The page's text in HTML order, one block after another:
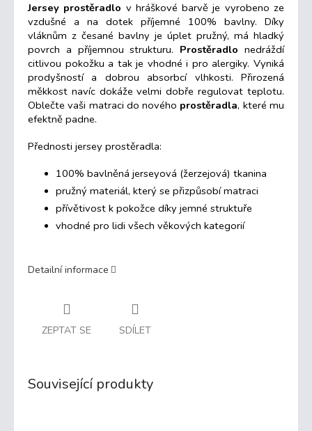
Jersey prostěradlo v hráškové barvě je vyrobeno ze
vzdušné a na dotek příjemné 100% bavlny. Díky
vláknům z česané bavlny je úplet pružný, má hladký
povrch a příjemnou strukturu. Prostěradlonedráždí
citlivou pokožku a tak je vhodné i pro alergiky. Vyniká
prodyšností a dobrou absorbcí vlhkosti. Přirozená
měkkost navíc dokáže velmi dobře regulovat teplotu.
Oblečte vaši matraci do nového prostěradla, které mu
efektně padne.
Přednosti jersey prostěradla:
100% bavlněná jerseyová (žerzejová) tkanina
pružný materiál, který se přizpůsobí matraci
přívětivost k pokožce díky jemné struktuře
vhodné pro lidi všech věkových kategorií
Detailní informace
ZEPTAT SE SDÍLET
Související produkty